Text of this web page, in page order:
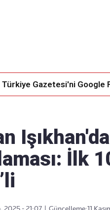
Türkiye Gazetesi'ni Google
İlk